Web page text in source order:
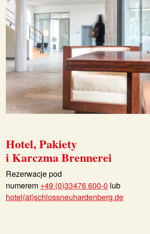
Hotel, Pakiety
i Karczma Brennerei
Rezerwacje pod
numerem +49 (0)33476 600-0 lub
hotel(at)schlossneuhardenberg.de